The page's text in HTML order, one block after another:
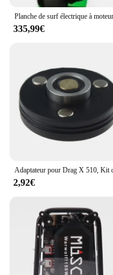
335,99€
2,92€